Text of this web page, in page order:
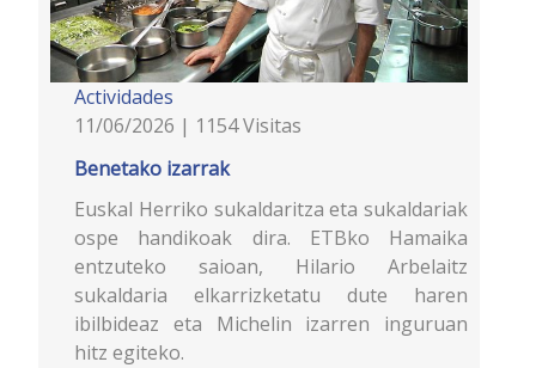
Actividades
11/06/2026 | 1154 Visitas
Benetako izarrak
Euskal Herriko sukaldaritza eta sukaldariak
ospe handikoak dira. ETBko Hamaika
entzuteko saioan, Hilario Arbelaitz
sukaldaria elkarrizketatu dute haren
ibilbideaz eta Michelin izarren inguruan
hitz egiteko.